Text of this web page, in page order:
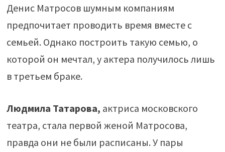
Денис Матросов шумным компаниям
предпочитает проводить время вместе с
семьей. Однако построить такую семью, о
которой он мечтал, у актера получилось лишь
в третьем браке.
Людмила Татарова, актриса московского
театра, стала первой женой Матросова,
правда они не были расписаны. У пары